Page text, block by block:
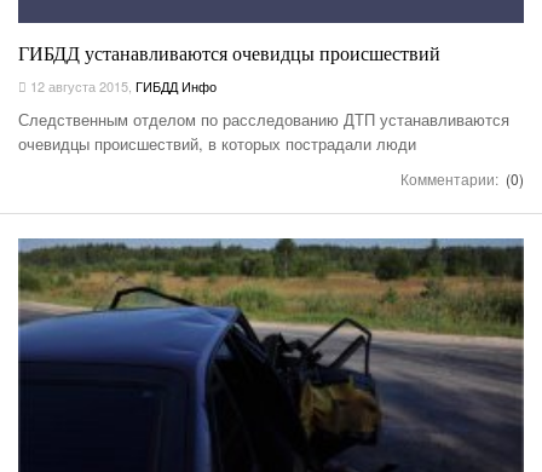
ГИБДД устанавливаются очевидцы происшествий
12 августа 2015 ГИБДД Инфо
Следственным отделом по расследованию ДТП устанавливаются
очевидцы происшествий, в которых пострадали люди
Комментарии: (0)